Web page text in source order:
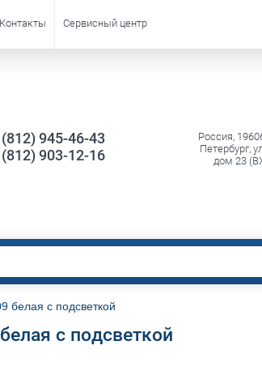
Контакты Сервисный центр
945-46-43
903-12-16
Россия,
Петербург,
дом 23
белая с подсветкой
с подсветкой